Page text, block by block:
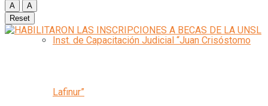
Inst. de Capacitación Judicial “Juan Crisóstomo
Lafinur”
A
A
Reset